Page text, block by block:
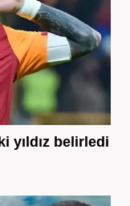
yıldız belirledi